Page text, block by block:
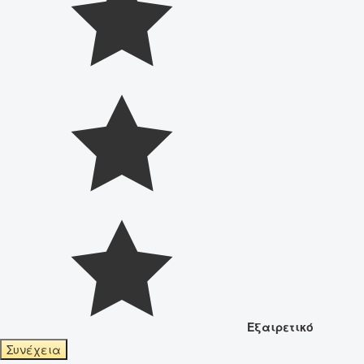
Εξαιρετικό
Συνέχεια